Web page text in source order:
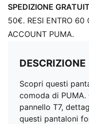
SPEDIZIONE
50€. RESI ENTRO 60
ACCOUNT PUMA.
DESCRIZIONE
Scopri questi
comoda di
pannello T7,
questi pantaloni